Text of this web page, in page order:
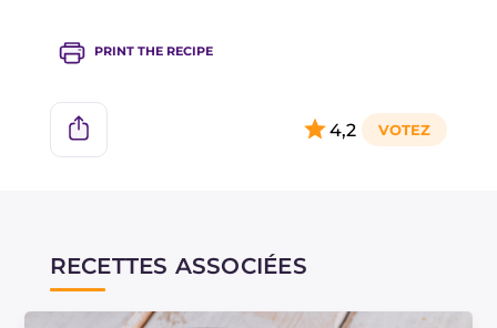
PRINT THE RECIPE
4,2
RECETTES ASSOCIÉES